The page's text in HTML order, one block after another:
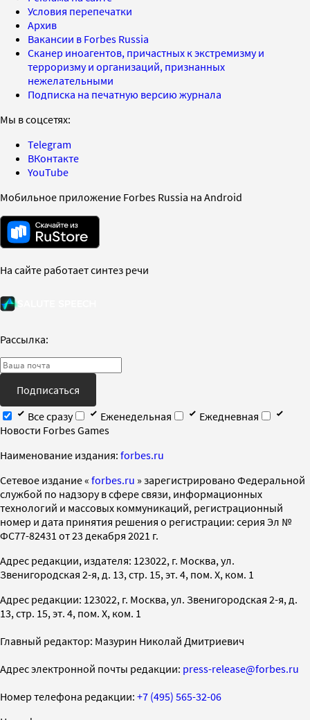
Условия перепечатки
Архив
Вакансии в Forbes Russia
Сканер иноагентов, причастных к экстремизму и
терроризму и организаций, признанных
нежелательными
Подписка на печатную версию журнала
Мы в соцсетях:
Telegram
ВКонтакте
YouTube
Мобильное приложение Forbes Russia на Android
На сайте работает синтез речи
Рассылка:
Подписаться
Все сразу
Еженедельная
Ежедневная
Новости Forbes Games
Наименование издания: forbes.ru
Cетевое издание « forbes.ru » зарегистрировано Федеральной
службой по надзору в сфере связи, информационных
технологий и массовых коммуникаций, регистрационный
номер и дата принятия решения о регистрации: серия Эл №
ФС77-82431 от 23 декабря 2021 г.
Адрес редакции, издателя: 123022, г. Москва, ул.
Звенигородская 2-я, д. 13, стр. 15, эт. 4, пом. X, ком. 1
Адрес редакции: 123022, г. Москва, ул. Звенигородская 2-я, д.
13, стр. 15, эт. 4, пом. X, ком. 1
Главный редактор: Мазурин Николай Дмитриевич
Адрес электронной почты редакции: press-release@forbes.ru
Номер телефона редакции: +7 (495) 565-32-06